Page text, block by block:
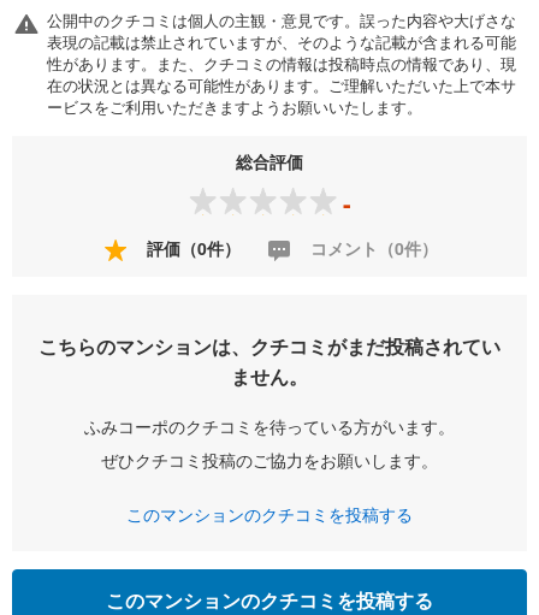
公開中のクチコミは個人の主観・意見です。誤った内容や大げさな
表現の記載は禁止されていますが、そのような記載が含まれる可能
性があります。また、クチコミの情報は投稿時点の情報であり、現
在の状況とは異なる可能性があります。ご理解いただいた上で本サ
ービスをご利用いただきますようお願いいたします。
総合評価
-
評価（0件） コメント（0件）
こちらのマンションは、クチコミがまだ投稿されてい
ません。
ふみコーポのクチコミを待っている方がいます。
ぜひクチコミ投稿のご協力をお願いします。
このマンションのクチコミを投稿する
このマンションのクチコミを投稿する